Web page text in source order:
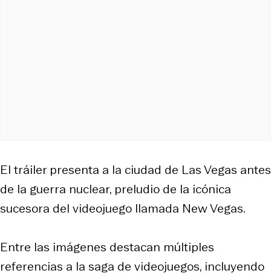
El tráiler presenta a la ciudad de Las Vegas antes
de la guerra nuclear, preludio de la icónica
sucesora del videojuego llamada New Vegas.
Entre las imágenes destacan múltiples
referencias a la saga de videojuegos, incluyendo